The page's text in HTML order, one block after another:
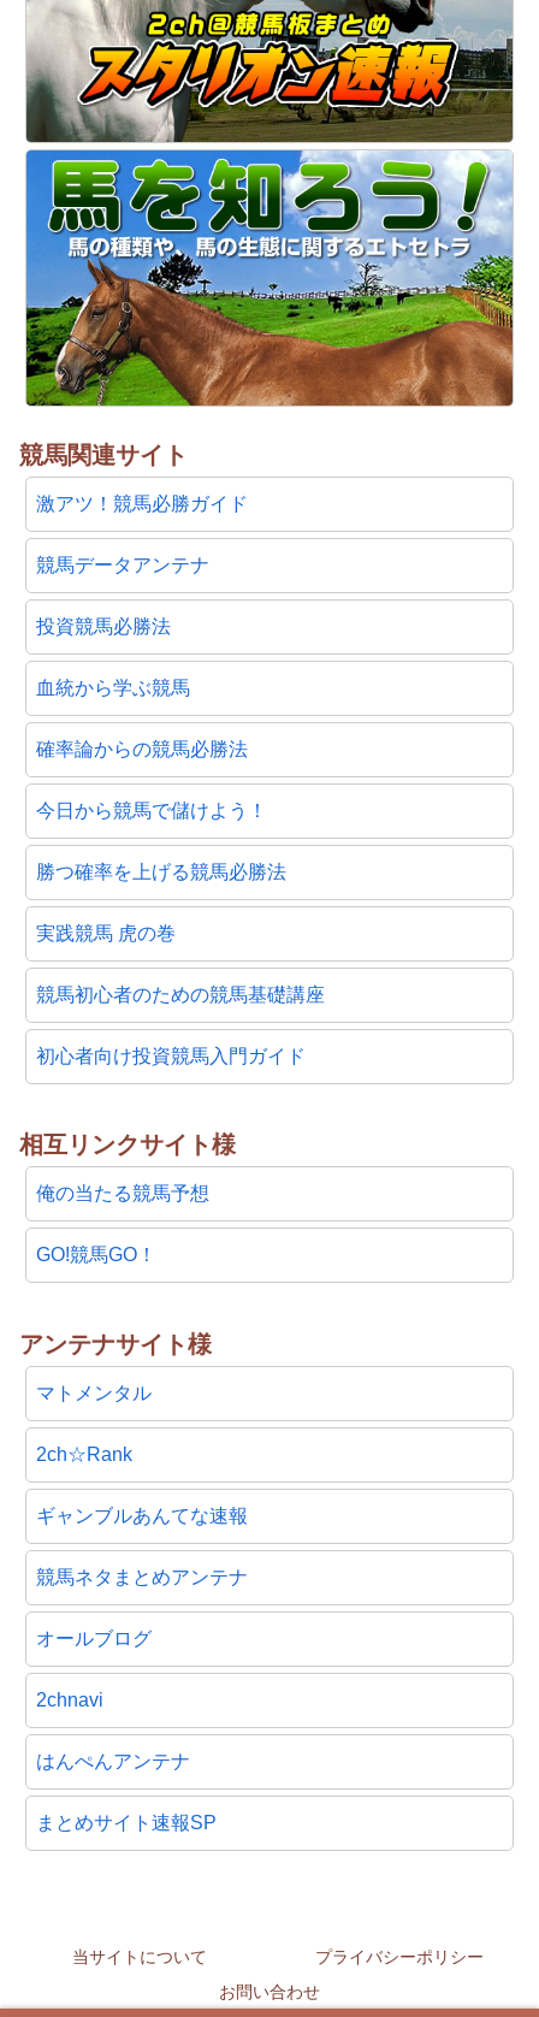
競馬関連サイト
激アツ！競馬必勝ガイド
競馬データアンテナ
投資競馬必勝法
血統から学ぶ競馬
確率論からの競馬必勝法
今日から競馬で儲けよう！
勝つ確率を上げる競馬必勝法
実践競馬 虎の巻
競馬初心者のための競馬基礎講座
初心者向け投資競馬入門ガイド
相互リンクサイト様
俺の当たる競馬予想
GO!競馬GO！
アンテナサイト様
マトメンタル
2ch☆Rank
ギャンブルあんてな速報
競馬ネタまとめアンテナ
オールブログ
2chnavi
はんぺんアンテナ
まとめサイト速報SP
当サイトについて
プライバシーポリシー
お問い合わせ